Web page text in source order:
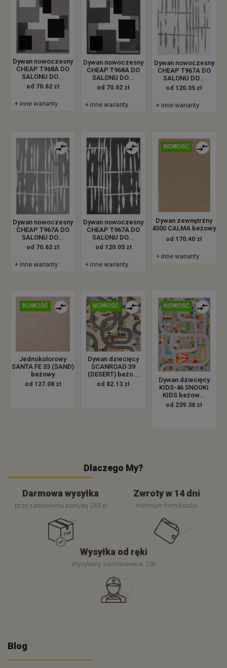
Dywan nowoczesny
CHEAP T968A DO
SALONU DO...
od 70.62 zł
+ inne warianty
Dywan nowoczesny
CHEAP T968A DO
SALONU DO...
od 70.62 zł
+ inne warianty
Dywan nowoczesny
CHEAP T967A DO
SALONU DO...
od 120.05 zł
+ inne warianty
Dywan nowoczesny
CHEAP T967A DO
SALONU DO...
od 70.62 zł
+ inne warianty
Dywan nowoczesny
CHEAP T967A DO
SALONU DO...
od 120.05 zł
+ inne warianty
NOWOŚĆ
Dywan zewnętrzny
4300 CALMA beżowy
od 170.40 zł
+ inne warianty
NOWOŚĆ
Jednokolorowy
SANTA FE 33 (SAND)
beżowy
od 127.08 zł
NOWOŚĆ
Dywan dziecięcy
SCANROAD 39
(DESERT) beżo...
od 82.13 zł
NOWOŚĆ
Dywan dziecięcy
KIDS-46 SNOOKI
KIDS beżow...
od 239.36 zł
Dlaczego My?
Darmowa wysyłka
przy zamówieniu powyżej 249 zł
Zwroty w 14 dni
minimum formalności
Wysyłka od ręki
Wysyłamy zamówienie w 72h
Blog